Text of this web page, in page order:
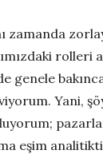
zamanda
rolleri
genele
Yani,
eşim